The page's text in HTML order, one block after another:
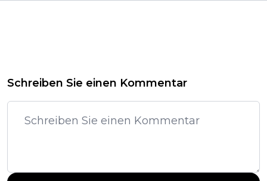
Schreiben Sie einen Kommentar